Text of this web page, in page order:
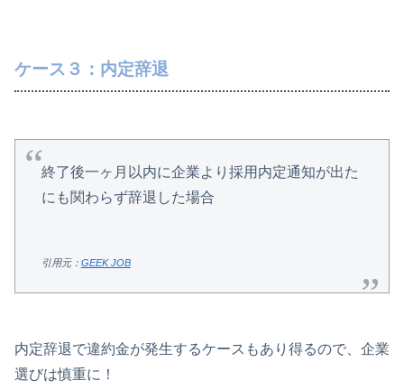
ケース３：内定辞退
終了後一ヶ月以内に企業より採用内定通知が出た
にも関わらず辞退した場合
引用元： GEEK JOB
内定辞退で違約金が発生するケースもあり得るので、企業
選びは慎重に！